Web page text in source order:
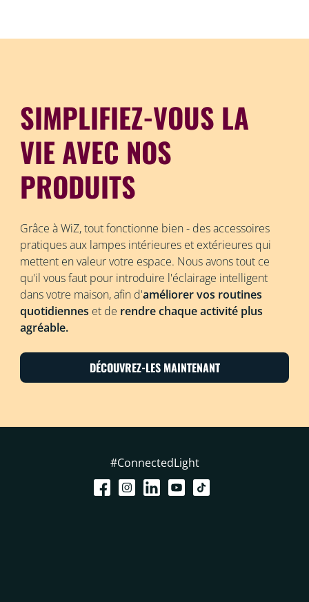
SIMPLIFIEZ-VOUS LA
VIE AVEC NOS
PRODUITS
Grâce à WiZ, tout fonctionne bien - des accessoires
pratiques aux lampes intérieures et extérieures qui
mettent en valeur votre espace. Nous avons tout ce
qu'il vous faut pour introduire l'éclairage intelligent
dans votre maison, afin d'améliorer vos routines
quotidiennes et de rendre chaque activité plus
agréable.
DÉCOUVREZ-LES MAINTENANT
#ConnectedLight